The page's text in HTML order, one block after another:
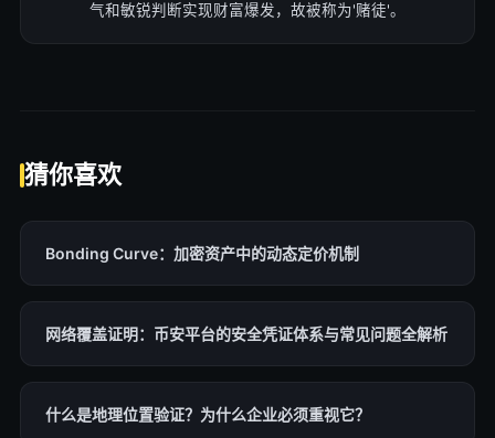
气和敏锐判断实现财富爆发，故被称为'赌徒'。
猜你喜欢
Bonding Curve：加密资产中的动态定价机制
网络覆盖证明：币安平台的安全凭证体系与常见问题全解析
什么是地理位置验证？为什么企业必须重视它？